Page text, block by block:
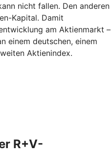
nicht fallen. Den anderen
Kapital. Damit
am Aktienmarkt –
einem deutschen, einem
Aktienindex.
R+V-